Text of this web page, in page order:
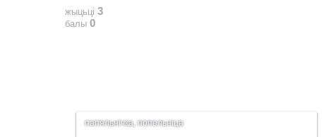
жыцьці 3
балы 0
папяльнічка, попельніца